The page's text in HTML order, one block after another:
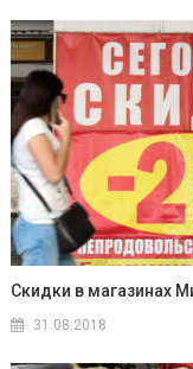
Скидки в магазинах
31.08.2018